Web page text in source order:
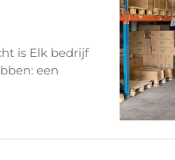
is Elk bedrijf
een